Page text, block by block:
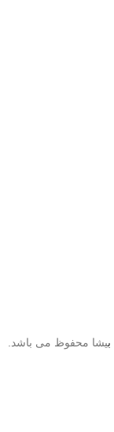
بیشا محفوظ می باشد.